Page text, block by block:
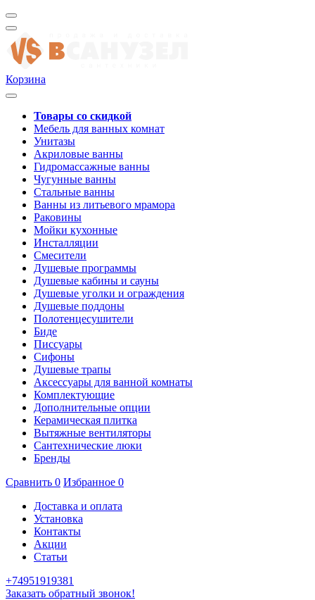
Корзина
Товары со скидкой
Мебель для ванных комнат
Унитазы
Акриловые ванны
Гидромассажные ванны
Чугунные ванны
Стальные ванны
Ванны из литьевого мрамора
Раковины
Мойки кухонные
Инсталляции
Смесители
Душевые программы
Душевые кабины и сауны
Душевые уголки и ограждения
Душевые поддоны
Полотенцесушители
Биде
Писсуары
Сифоны
Душевые трапы
Аксессуары для ванной комнаты
Комплектующие
Дополнительные опции
Керамическая плитка
Вытяжные вентиляторы
Сантехнические люки
Бренды
Сравнить 0 Избранное 0
Доставка и оплата
Установка
Контакты
Акции
Статьи
+74951919381
Заказать обратный звонок!